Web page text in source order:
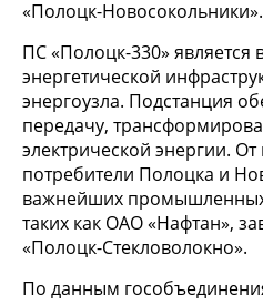
«Полоцк-Новосокольники».
ПС «Полоцк-330»
энергетической
энергоузла. Подстанция
передачу,
электрической энергии.
потребители Полоцка и
важнейших
таких как ОАО «Нафтан»,
«Полоцк-Стекловолокно».
По данным